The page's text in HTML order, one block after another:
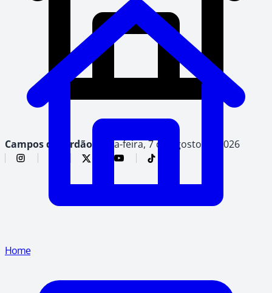
Campos do Jordão, sexta-feira, 7 de agosto de 2026
Home